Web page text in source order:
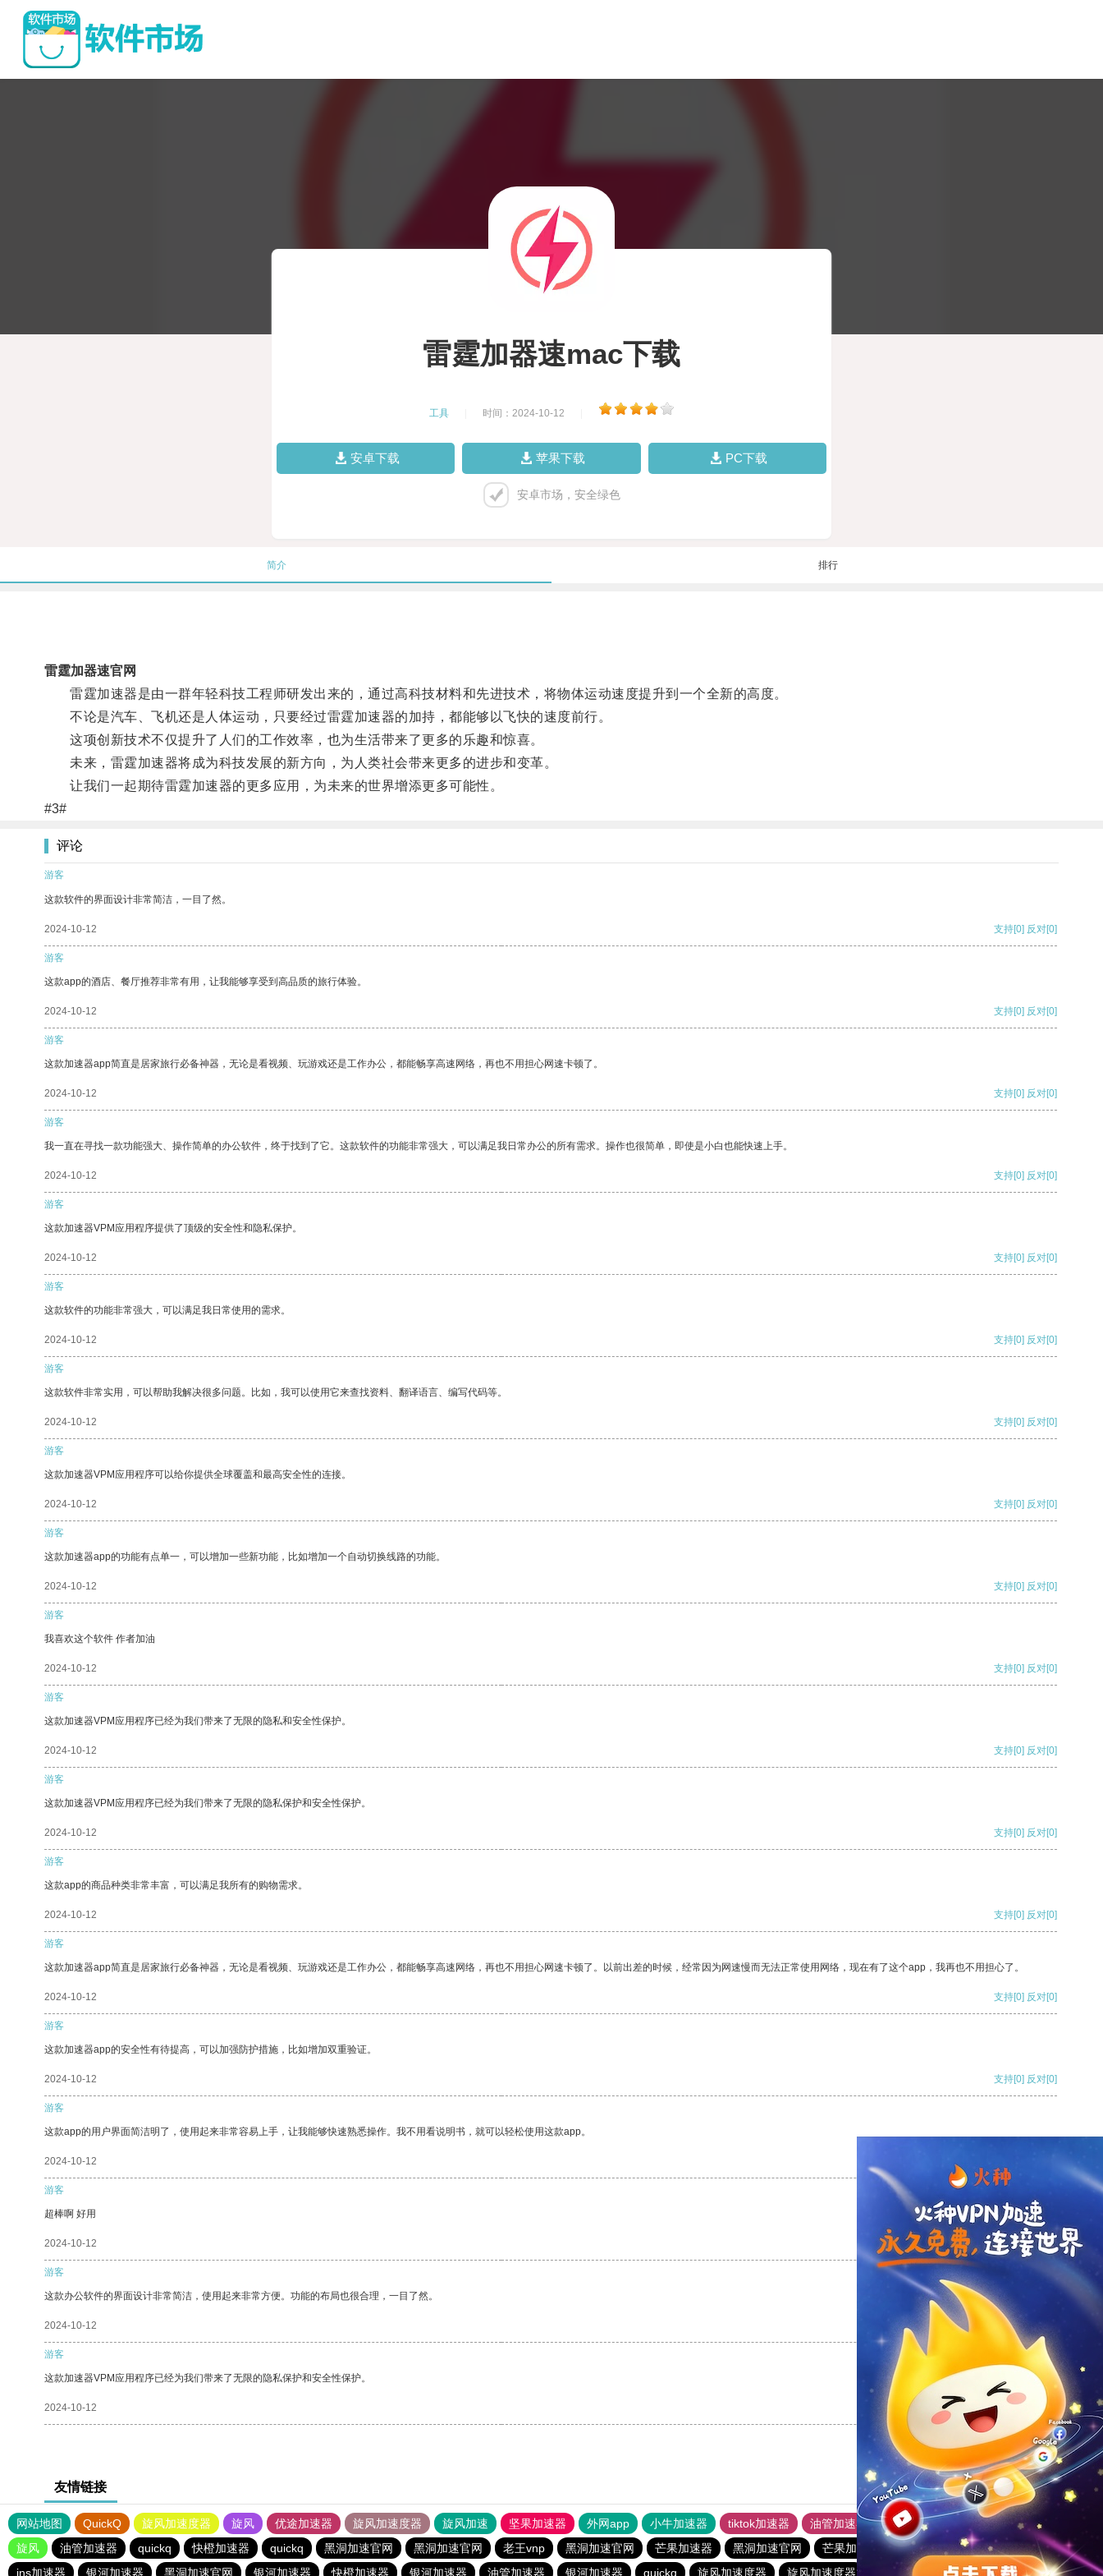
雷霆加器速mac下载
工具 时间：2024-10-12
安卓下载 苹果下载 PC下载
安卓市场，安全绿色
简介 排行
雷霆加器速官网
雷霆加速器是由一群年轻科技工程师研发出来的，通过高科技材料和先进技术，将物体运动速度提升到一个全新的高度。
不论是汽车、飞机还是人体运动，只要经过雷霆加速器的加持，都能够以飞快的速度前行。
这项创新技术不仅提升了人们的工作效率，也为生活带来了更多的乐趣和惊喜。
未来，雷霆加速器将成为科技发展的新方向，为人类社会带来更多的进步和变革。
让我们一起期待雷霆加速器的更多应用，为未来的世界增添更多可能性。
#3#
评论
游客
这款软件的界面设计非常简洁，一目了然。
2024-10-12 支持[0] 反对[0]
游客
这款app的酒店、餐厅推荐非常有用，让我能够享受到高品质的旅行体验。
2024-10-12 支持[0] 反对[0]
游客
这款加速器app简直是居家旅行必备神器，无论是看视频、玩游戏还是工作办公，都能畅享高速网络，再也不用担心网速卡顿了。
2024-10-12 支持[0] 反对[0]
游客
我一直在寻找一款功能强大、操作简单的办公软件，终于找到了它。这款软件的功能非常强大，可以满足我日常办公的所有需求。操作也很简单，即使是小白也能快速上手。
2024-10-12 支持[0] 反对[0]
游客
这款加速器VPM应用程序提供了顶级的安全性和隐私保护。
2024-10-12 支持[0] 反对[0]
游客
这款软件的功能非常强大，可以满足我日常使用的需求。
2024-10-12 支持[0] 反对[0]
游客
这款软件非常实用，可以帮助我解决很多问题。比如，我可以使用它来查找资料、翻译语言、编写代码等。
2024-10-12 支持[0] 反对[0]
游客
这款加速器VPM应用程序可以给你提供全球覆盖和最高安全性的连接。
2024-10-12 支持[0] 反对[0]
游客
这款加速器app的功能有点单一，可以增加一些新功能，比如增加一个自动切换线路的功能。
2024-10-12 支持[0] 反对[0]
游客
我喜欢这个软件 作者加油
2024-10-12 支持[0] 反对[0]
游客
这款加速器VPM应用程序已经为我们带来了无限的隐私和安全性保护。
2024-10-12 支持[0] 反对[0]
游客
这款加速器VPM应用程序已经为我们带来了无限的隐私保护和安全性保护。
2024-10-12 支持[0] 反对[0]
游客
这款app的商品种类非常丰富，可以满足我所有的购物需求。
2024-10-12 支持[0] 反对[0]
游客
这款加速器app简直是居家旅行必备神器，无论是看视频、玩游戏还是工作办公，都能畅享高速网络，再也不用担心网速卡顿了。以前出差的时候，经常因为网速慢而无法正常使用网络，现在有了这个app，我再也不用担心了。
2024-10-12 支持[0] 反对[0]
游客
这款加速器app的安全性有待提高，可以加强防护措施，比如增加双重验证。
2024-10-12 支持[0] 反对[0]
游客
这款app的用户界面简洁明了，使用起来非常容易上手，让我能够快速熟悉操作。我不用看说明书，就可以轻松使用这款app。
2024-10-12
游客
超棒啊 好用
2024-10-12 支持 [0] 反对[0]
游客
这款办公软件的界面设计非常简洁，使用起来非常方便。功能的布局也很合理，一目了然。
2024-10-12 支持[0] 反对
游客
这款加速器VPM应用程序已经为我们带来了无限的隐私保护和安全性保护。
2024-10-12 支持[0] 反对[0]
友情链接
网站地图 QuickQ 旋风加速度器 旋风 优途加速器 旋风加速度器 旋风加速 坚果加速器 外网app 小牛加速器 tiktok加速器 油管加速器 上油管加速器
回锅肉加速器
旋风
油管加速器 quickq 快橙加速器 quickq 黑洞加速官网 黑洞加速官网 老王vnp 黑洞加速官网 芒果加速器 黑洞加速官网 芒果加速器 快橙加速器
ins加速器
ins加速器
银河加速器 黑洞加速官网 银河加速器 快橙加速器 银河加速器 油管加速器 银河加速器 quickq 旋风加速度器 旋风加速度器